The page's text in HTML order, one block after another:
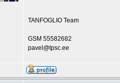
TANFOGLIO Team
GSM 55582682
pavel@tpsc.ee